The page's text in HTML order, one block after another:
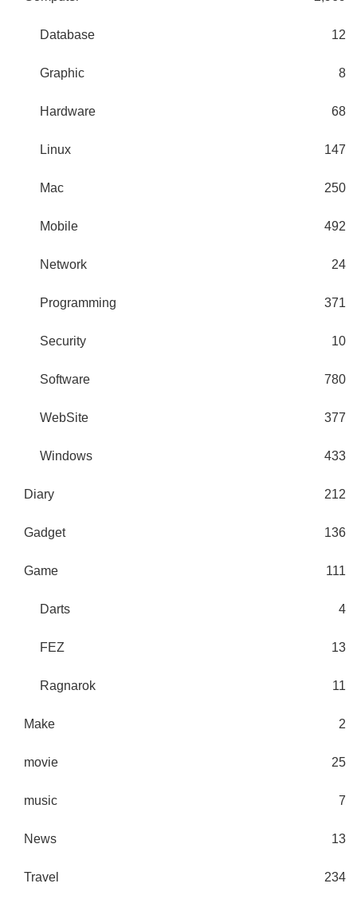
Database 12
Graphic 8
Hardware 68
Linux 147
Mac 250
Mobile 492
Network 24
Programming 371
Security 10
Software 780
WebSite 377
Windows 433
Diary 212
Gadget 136
Game 111
Darts 4
FEZ 13
Ragnarok 11
Make 2
movie 25
music 7
News 13
Travel 234